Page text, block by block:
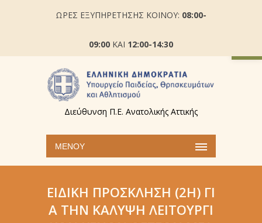
ΩΡΕΣ ΕΞΥΠΗΡΕΤΗΣΗΣ ΚΟΙΝΟΥ: 08:00-
09:00 ΚΑΙ 12:00-14:30
Διεύθυνση Π.Ε. Ανατολικής Αττικής
ΜΕΝΟΎ
ΕΙΔΙΚΉ ΠΡΌΣΚΛΗΣΗ (2Η) ΓΙ
Α ΤΗΝ ΚΆΛΥΨΗ ΛΕΙΤΟΥΡΓΙ